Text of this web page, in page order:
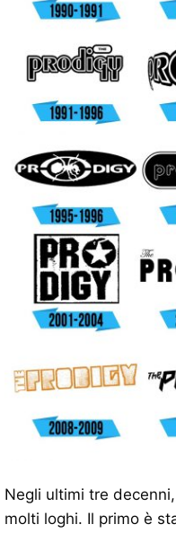
Negli ultimi tre
molti loghi. Il primo è